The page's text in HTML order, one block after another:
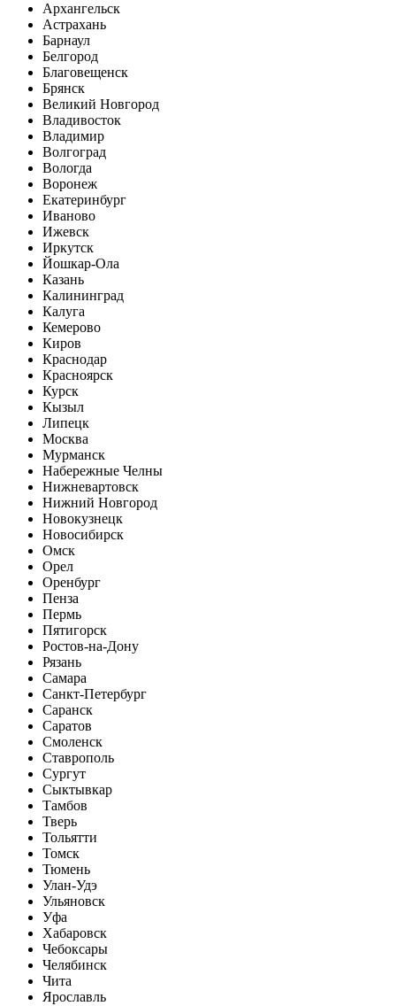
Архангельск
Астрахань
Барнаул
Белгород
Благовещенск
Брянск
Великий Новгород
Владивосток
Владимир
Волгоград
Вологда
Воронеж
Екатеринбург
Иваново
Ижевск
Иркутск
Йошкар-Ола
Казань
Калининград
Калуга
Кемерово
Киров
Краснодар
Красноярск
Курск
Кызыл
Липецк
Москва
Мурманск
Набережные Челны
Нижневартовск
Нижний Новгород
Новокузнецк
Новосибирск
Омск
Орел
Оренбург
Пенза
Пермь
Пятигорск
Ростов-на-Дону
Рязань
Самара
Санкт-Петербург
Саранск
Саратов
Смоленск
Ставрополь
Сургут
Сыктывкар
Тамбов
Тверь
Тольятти
Томск
Тюмень
Улан-Удэ
Ульяновск
Уфа
Хабаровск
Чебоксары
Челябинск
Чита
Ярославль